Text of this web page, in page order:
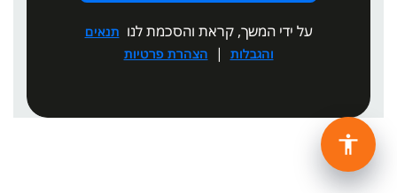
על ידי המשך, קראת והסכמת לנו תנאים
והגבלות
| הצהרת פרטיות